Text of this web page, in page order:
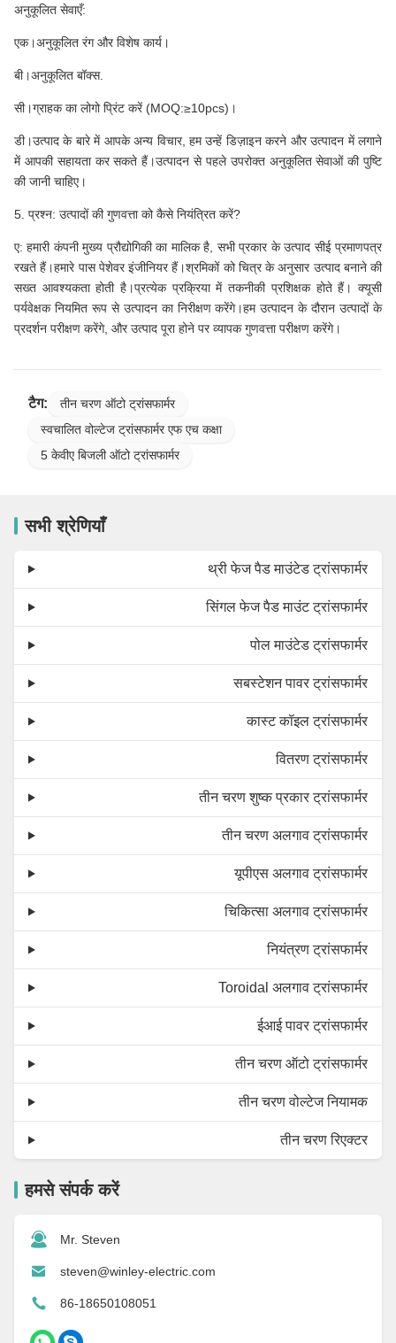
अनुकूलित सेवाएँ:
एक।अनुकूलित रंग और विशेष कार्य।
बी।अनुकूलित बॉक्स.
सी।ग्राहक का लोगो प्रिंट करें (MOQ:≥10pcs)।
डी।उत्पाद के बारे में आपके अन्य विचार, हम उन्हें डिज़ाइन करने और उत्पादन में लगाने
में आपकी सहायता कर सकते हैं।उत्पादन से पहले उपरोक्त अनुकूलित सेवाओं की पुष्टि
की जानी चाहिए।
5. प्रश्न: उत्पादों की गुणवत्ता को कैसे नियंत्रित करें?
ए: हमारी कंपनी मुख्य प्रौद्योगिकी का मालिक है, सभी प्रकार के उत्पाद सीई प्रमाणपत्र
रखते हैं।हमारे पास पेशेवर इंजीनियर हैं।श्रमिकों को चित्र के अनुसार उत्पाद बनाने की
सख्त आवश्यकता होती है।प्रत्येक प्रक्रिया में तकनीकी प्रशिक्षक होते हैं। क्यूसी
पर्यवेक्षक नियमित रूप से उत्पादन का निरीक्षण करेंगे।हम उत्पादन के दौरान उत्पादों के
प्रदर्शन परीक्षण करेंगे, और उत्पाद पूरा होने पर व्यापक गुणवत्ता परीक्षण करेंगे।
टैग:
तीन चरण ऑटो ट्रांसफार्मर
स्वचालित वोल्टेज ट्रांसफार्मर एफ एच कक्षा
5 केवीए बिजली ऑटो ट्रांसफार्मर
सभी श्रेणियाँ
थ्री फेज पैड माउंटेड ट्रांसफार्मर
सिंगल फेज पैड माउंट ट्रांसफार्मर
पोल माउंटेड ट्रांसफार्मर
सबस्टेशन पावर ट्रांसफार्मर
कास्ट कॉइल ट्रांसफार्मर
वितरण ट्रांसफार्मर
तीन चरण शुष्क प्रकार ट्रांसफार्मर
तीन चरण अलगाव ट्रांसफार्मर
यूपीएस अलगाव ट्रांसफार्मर
चिकित्सा अलगाव ट्रांसफार्मर
नियंत्रण ट्रांसफार्मर
Toroidal अलगाव ट्रांसफार्मर
ईआई पावर ट्रांसफार्मर
तीन चरण ऑटो ट्रांसफार्मर
तीन चरण वोल्टेज नियामक
तीन चरण रिएक्टर
हमसे संपर्क करें
Mr. Steven
steven@winley-electric.com
86-18650108051